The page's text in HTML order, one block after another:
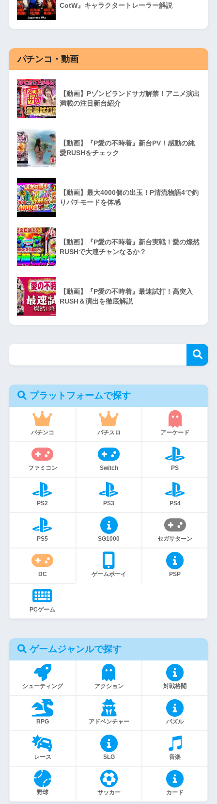
CotW』キャラクタートレーラー解説
パチンコ・動画
【動画】Pゾンビランドサガ解禁！アニメ演出
満載の注目新台紹介
【動画】『P愛の不時着』新台PV！感動の純
愛RUSHをチェック
【動画】最大4000個の出玉！P清流物語4で釣
りパチモードを体感
【動画】『P愛の不時着』新台実戦！愛の燦然
RUSHで大連チャンなるか？
【動画】『P愛の不時着』最速試打！高突入
RUSH＆演出を徹底解説
プラットフォームで探す
パチンコ パチスロ アーケード
ファミコン Switch PS
PS2 PS3 PS4
PS5 SG1000 セガサターン
DC ゲームボーイ PSP
PCゲーム
ゲームジャンルで探す
シューティング アクション 対戦格闘
RPG アドベンチャー パズル
レース SLG 音楽
野球 サッカー カード